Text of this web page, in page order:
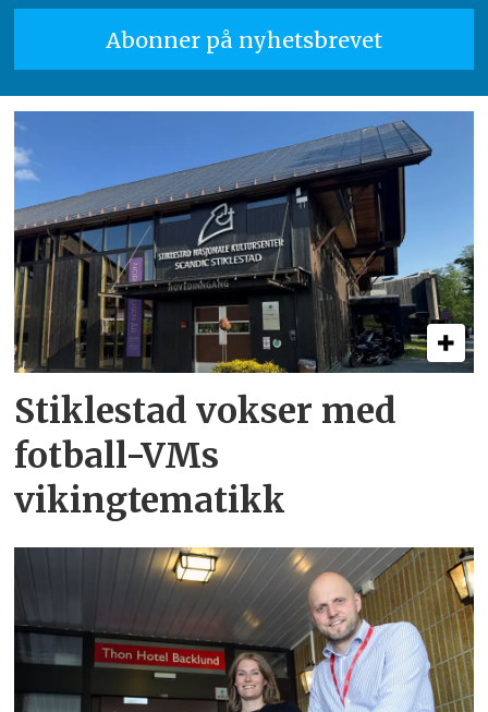
Stiklestad vokser med
fotball-VMs
vikingtematikk